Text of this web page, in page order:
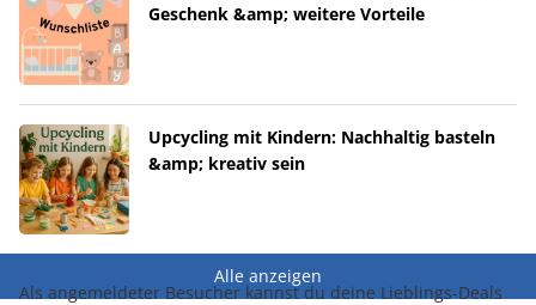
Geschenk &amp; weitere Vorteile
Upcycling mit Kindern: Nachhaltig basteln
&amp; kreativ sein
Alle anzeigen
Als angemeldeter Besucher kannst du deine Lieblings-Deals